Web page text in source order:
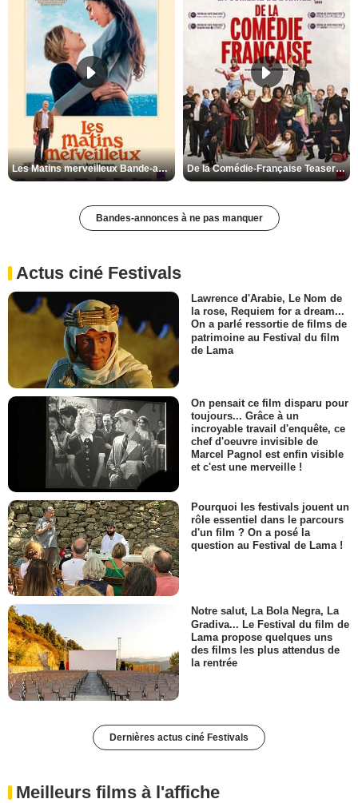
Les Matins merveilleux Bande-annonce VF De la Comédie-Française Teaser VF
Bandes-annonces à ne pas manquer
Actus ciné Festivals
Lawrence d'Arabie, Le Nom de
la rose, Requiem for a dream...
On a parlé ressortie de films de
patrimoine au Festival du film
de Lama
On pensait ce film disparu pour
toujours... Grâce à un
incroyable travail d'enquête, ce
chef d'oeuvre invisible de
Marcel Pagnol est enfin visible
et c'est une merveille !
Pourquoi les festivals jouent un
rôle essentiel dans le parcours
d'un film ? On a posé la
question au Festival de Lama !
Notre salut, La Bola Negra, La
Gradiva... Le Festival du film de
Lama propose quelques uns
des films les plus attendus de
la rentrée
Dernières actus ciné Festivals
Meilleurs films à l'affiche